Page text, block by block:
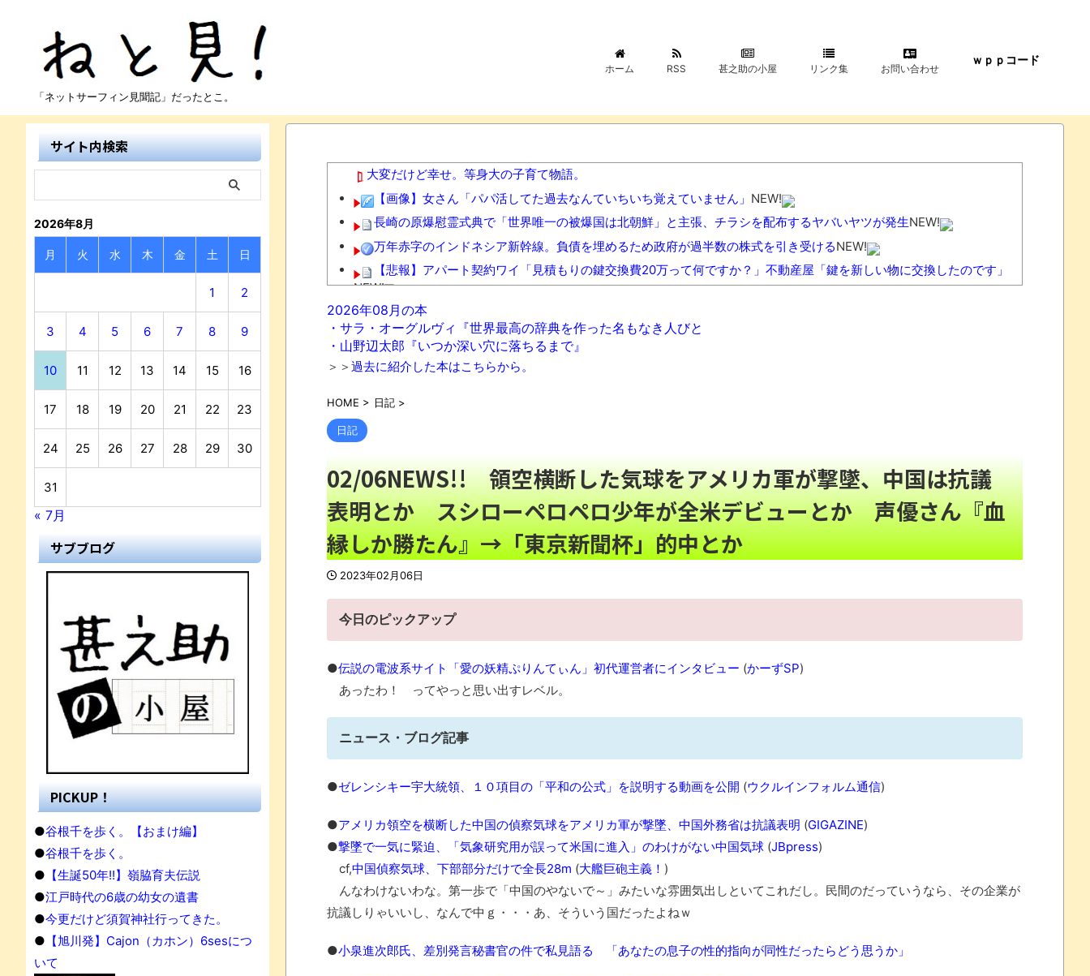
「ネットサーフィン見聞記」だったとこ。
ホーム RSS 甚之助の小屋 リンク集 お問い合わせ
ｗｐｐコード
大変だけど幸せ。等身大の子育て物語。
【画像】女さん「パパ活してた過去なんていちいち覚えていません」 NEW!
長崎の原爆慰霊式典で「世界唯一の被爆国は北朝鮮」と主張、チラシを配布するヤバいヤツが発生NEW!
万年赤字のインドネシア新幹線。負債を埋めるため政府が過半数の株式を引き受けるNEW!
【悲報】アパート契約ワイ「見積もりの鍵交換費20万って何ですか？」不動産屋「鍵を新しい物に交換したのです」
NEW!
【悲報】韓国人「え待って、何で日本の避難所って10年前と同レベルなの(ドン引き
統合失調症って何がどうヤバいの？「現実」と「妄想」の境界が崩れるってマジ？
【恐怖】昔のカルピス、怖すぎる
【動画】ゴルフ中の嵐を撮影していた男性が雷に打たれる事故。 NEW!
【悲報】テレ東の若手女子アナ「国民が勝手に我々取材陣にカメラを向けるな！」→炎上ｗｗｗ
ある暑い日の１日NEW!
08/10NEWS!! 台風15号、11日に東北上陸のおそれとか イオンモール爆発巡り遺族装う投稿拡散とか 夫・ひろゆき
氏に西村ゆか氏が“離婚”を提示とか 「タトゥー入れてる奴は全員バカです」彫り師YouTuber・しげちさんの動画話題と
か
【08～10日の新刊】「あくまでクジャクの話です。8」「アオイホノオ 33」「雷雷雷 7」
翻訳によると「怒った子どもが我慢に我慢して放った究極の技 これだけは使いたくなかったのに・・・」とのこと。
まっぷたつに…日本レトロゲーム協会がゲームソフトCDの劣化について問題提起 他
別にどこの誰が一日何時間睡眠だろうがどうでもいいじゃないですか
凡庸な悪
「アメリカのヤンキーがアジア人にケンカを売った結果ｗｗｗ」 ほか
【読書感想】山野辺太郎『いつか深い穴に落ちるまで』
映画ちいかわ観に行ったので感想を書きます(若干ネタバレあり) 26/07/25
マケイン9巻＆アニメ公式ガイド感想
体験談：仕事で同じビルの中に入っているグループ会社の嫁子 [ほのぼの]
2026年08月の本
・サラ・オーグルヴィ『世界最高の辞典を作った名もなき人びと
・山野辺太郎『いつか深い穴に落ちるまで』
＞＞ 過去に紹介した本はこちらから。
HOME > 日記 >
日記
02/06NEWS!! 領空横断した気球をアメリカ軍が撃墜、中国は抗議
表明とか スシローペロペロ少年が全米デビューとか 声優さん『血
縁しか勝たん』→「東京新聞杯」的中とか
2023年02月06日
今日のピックアップ
●伝説の電波系サイト「愛の妖精ぷりんてぃん」初代運営者にインタビュー (かーずSP)
あったわ！ ってやっと思い出すレベル。
ニュース・ブログ記事
●ゼレンシキー宇大統領、１０項目の「平和の公式」を説明する動画を公開 (ウクルインフォルム通信)
●アメリカ領空を横断した中国の偵察気球をアメリカ軍が撃墜、中国外務省は抗議表明 (GIGAZINE)
●撃墜で一気に緊迫、「気象研究用が誤って米国に進入」のわけがない中国気球 (JBpress)
cf,中国偵察気球、下部部分だけで全長28m (大艦巨砲主義！ )
んなわけないわな。第一歩で「中国のやないで～」みたいな雰囲気出しといてこれだし。民間のだっていうなら、その企業が
抗議しりゃいいし、なんで中ｇ・・・あ、そういう国だったよねｗ
●小泉進次郎氏、差別発言秘書官の件で私見語る 「あなたの息子の性的指向が同性だったらどう思うか」
サイト内検索
2026年8月
月 火 水 木 金 土 日
1 2
3 4 5 6 7 8 9
10 11 12 13 14 15 16
17 18 19 20 21 22 23
24 25 26 27 28 29 30
31
« 7月
サブブログ
PICKUP！
●谷根千を歩く。【おまけ編】
●谷根千を歩く。
● 【生誕50年!!】嶺脇育夫伝説
●江戸時代の6歳の幼女の遺書
●今更だけど須賀神社行ってきた。
● 【旭川発】Cajon（カホン）6sesにつ
いて